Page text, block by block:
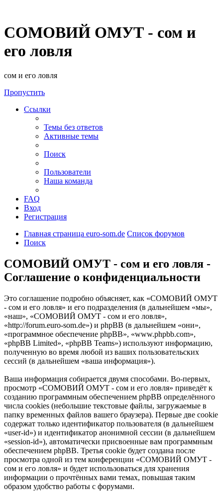
СОМОВИЙ ОМУТ - сом и
его ловля
сом и его ловля
Пропустить
Ссылки
Темы без ответов
Активные темы
Поиск
Пользователи
Наша команда
FAQ
Вход
Регистрация
Главная страница euro-som.de Список форумов
Поиск
СОМОВИЙ ОМУТ - сом и его ловля -
Соглашение о конфиденциальности
Это соглашение подробно объясняет, как «СОМОВИЙ ОМУТ
- сом и его ловля» и его подразделения (в дальнейшем «мы»,
«наш», «СОМОВИЙ ОМУТ - сом и его ловля»,
«http://forum.euro-som.de») и phpBB (в дальнейшем «они»,
«программное обеспечение phpBB», «www.phpbb.com»,
«phpBB Limited», «phpBB Teams») используют информацию,
полученную во время любой из ваших пользовательских
сессий (в дальнейшем «ваша информация»).
Ваша информация собирается двумя способами. Во-первых,
просмотр «СОМОВИЙ ОМУТ - сом и его ловля» приведёт к
созданию программным обеспечением phpBB определённого
числа cookies (небольшие текстовые файлы, загружаемые в
папку временных файлов вашего браузера). Первые две cookie
содержат только идентификатор пользователя (в дальнейшем
«user-id») и идентификатор анонимной сессии (в дальнейшем
«session-id»), автоматически присвоенные вам программным
обеспечением phpBB. Третья cookie будет создана после
просмотра одной из тем конференции «СОМОВИЙ ОМУТ -
сом и его ловля» и будет использоваться для хранения
информации о прочтённых вами темах, повышая таким
образом удобство работы с форумами.